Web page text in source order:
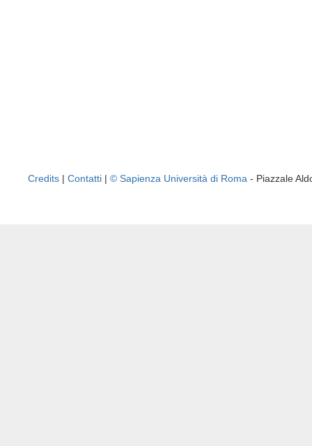
Credits | Contatti | © Sapienza Università di Roma - Piazzale